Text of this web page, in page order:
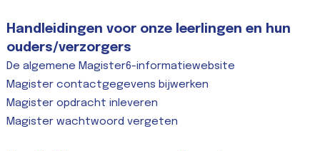
Handleidingen voor onze leerlingen en hun
ouders/verzorgers
De algemene Magister6-informatiewebsite
Magister contactgegevens bijwerken
Magister opdracht inleveren
Magister wachtwoord vergeten